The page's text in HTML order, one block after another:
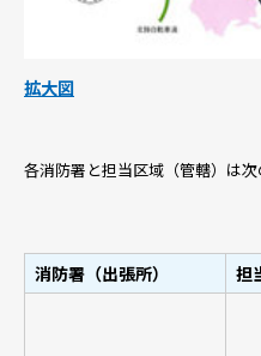
拡大図
各消防署と担当区域（管轄）は次
消防署（出張所） 担